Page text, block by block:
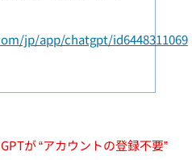
jp/app/chatgpt/id6448311069
が “アカウントの登録不要”